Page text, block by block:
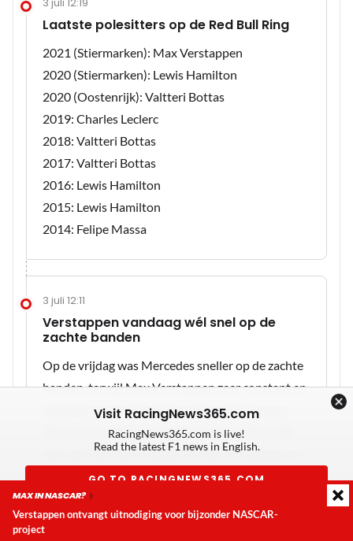
Laatste polesitters op de Red Bull Ring
2021 (Stiermarken): Max Verstappen
2020 (Stiermarken): Lewis Hamilton
2020 (Oostenrijk): Valtteri Bottas
2019: Charles Leclerc
2018: Valtteri Bottas
2017: Valtteri Bottas
2016: Lewis Hamilton
2015: Lewis Hamilton
2014: Felipe Massa
3 juli 12:11
Verstappen vandaag wél snel op de
zachte banden
Op de vrijdag was Mercedes sneller op de zachte
banden, terwijl Max Verstappen zeer constant en
snel was op de medium banden in de long run.
Daar 'moest Red Bull nog even naar kijken'. Dat
men dat met succes deed, toonde Verstappen in
de ochtendsessie aan. Hij was bijna een halve
seconde sneller dan alles en iedereen, op die
zachte banden. Het maakt dat Marko alle
Laatste update:
Visit RacingNews365.com
RacingNews365.com is live!
Read the latest F1 news in English.
GO TO RACINGNEWS365.COM
Don't show again
MAX IN NASCAR?
Verstappen ontvangt uitnodiging voor bijzonder NASCAR-
project